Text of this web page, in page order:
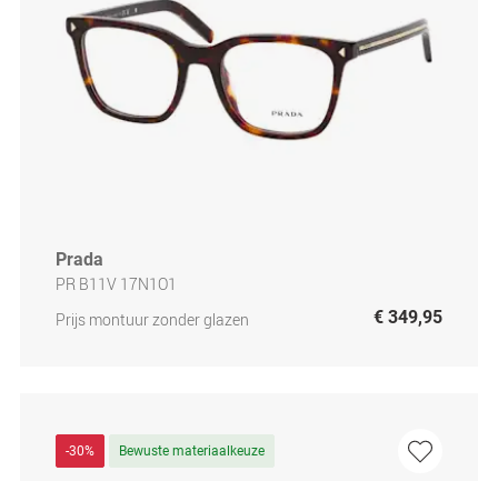
Prada
PR B11V 17N1O1
Prijs montuur zonder glazen
€ 349,95
-30% Bewuste materiaalkeuze